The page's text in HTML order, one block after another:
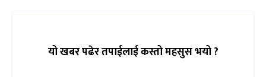
यो खबर पढेर तपाईलाई कस्तो महसुस भयो ?